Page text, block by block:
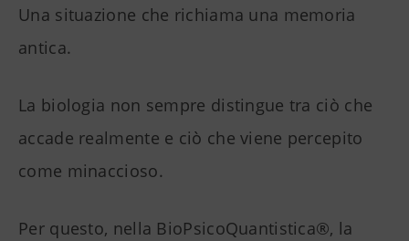
Una situazione che richiama una memoria
antica.
La biologia non sempre distingue tra ciò che
accade realmente e ciò che viene percepito
come minaccioso.
Per questo, nella BioPsicoQuantistica®, la